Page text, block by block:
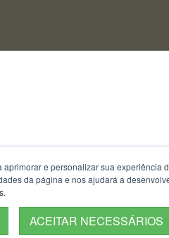
e personalizar sua experiência
da página e nos ajudará a
.
ACEITAR NECESSÁRIOS